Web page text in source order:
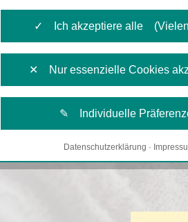
✓ Ich akzeptiere alle (Vielen
✕ Nur essenzielle Cookies
✎ Individuelle
Notwendige Cookies
Datenschutzerklärung ·